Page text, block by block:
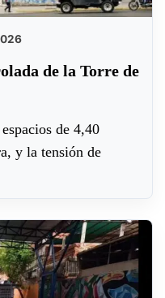
de la Torre de
de 4,40
y la tensión de